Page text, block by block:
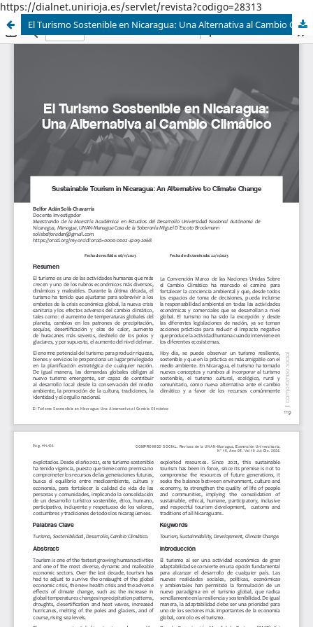
https://dialnet.unirioja.es/servlet/revista?codigo=28313
El Turismo Sostenible en Nicaragua: Una Alternativa al Cambio Climático